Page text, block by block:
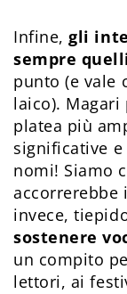
Infine,gli
sempre
punto (e vale
laico).
platea più
significative
nomi! Siamo
accorrerebbe
invece,
sostenere
un compito
lettori, ai